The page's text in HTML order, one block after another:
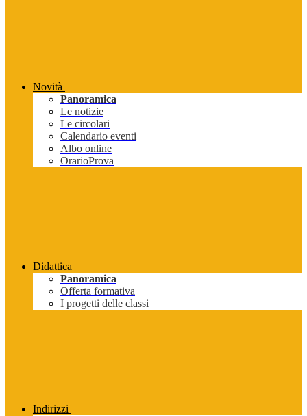
Novità
Panoramica
Le notizie
Le circolari
Calendario eventi
Albo online
OrarioProva
Didattica
Panoramica
Offerta formativa
I progetti delle classi
Indirizzi